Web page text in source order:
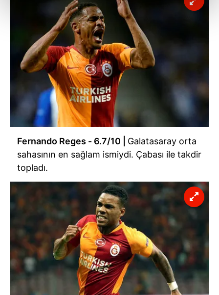
kalemimiz olduğunu sizlere hatırlatmak isteriz.
Her halükârda, kullanıcılar, bu çerezlere izin vermedikleri
takdirde, kullanıcılara hedefli reklamlar
gösterilmeyecektir."
Sizlere daha iyi bir hizmet sunabilmek için İnternet
Sitemizde kendimize ve üçüncü kişilere ait çerezler
kullanılmaktadır. Bu çerezler vasıtasıyla çeşitli kişisel
verileriniz işlenmekte olup gerekli olan çerezler bilgi
toplumu hizmetlerinin sunulması amacıyla
kullanılmaktadır. Diğer çerezler, sitemizin daha işlevsel
kılınması ve kişiselleştirilmesi ve sizlere yönelik
reklam/pazarlama faaliyetlerinin yapılması, amaçlarıyla
sınırlı olarak açık rızanız dahilinde kullanılacaktır.
Çerezlere ilişkin tercihlerinizi aşağıda yer alan panel
vasıtasıyla belirleyebilirsiniz. Çerezlere ilişkin detaylı bilgi
için Ayarlar butonuna tıklayabilir,Çerez Bilgilendirme
Metnimizi
ziyaret edebilirsiniz.
6698 sayılı Kişisel Verilerin Korunması Kanunu uyarınca
hazırlanmış Aydınlatma Metnimizi okumak ve sitemizde
ilgili mevzuata uygun olarak kullanılan çerezlerle ilgili bilgi
tıklayınız.
Fernando Reges - 6.7/10 | Galatasaray orta
sahasının en sağlam ismiydi. Çabası ile takdir
topladı.